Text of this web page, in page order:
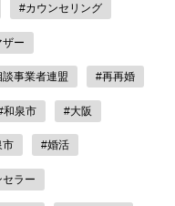
#カウンセリング
ー
事業者連盟 #再再婚
和泉市 #大阪
市 #婚活
ラー